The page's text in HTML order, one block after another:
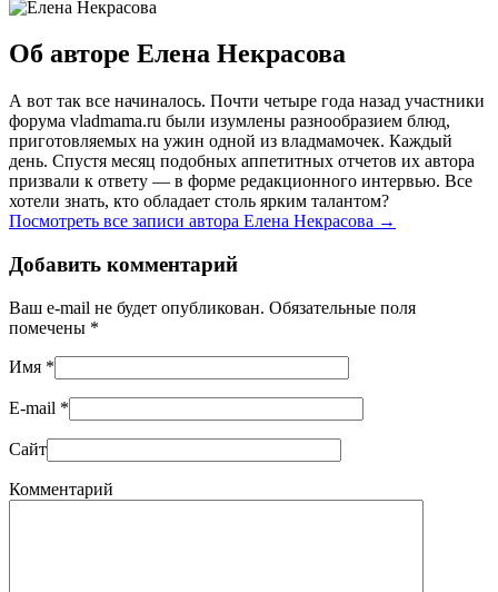
Об авторе Елена Некрасова
А вот так все начиналось. Почти четыре года назад участники
форума vladmama.ru были изумлены разнообразием блюд,
приготовляемых на ужин одной из владмамочек. Каждый
день. Спустя месяц подобных аппетитных отчетов их автора
призвали к ответу — в форме редакционного интервью. Все
хотели знать, кто обладает столь ярким талантом?
Посмотреть все записи автора Елена Некрасова →
Добавить комментарий
Ваш e-mail не будет опубликован. Обязательные поля
помечены *
Имя *
E-mail *
Сайт
Комментарий